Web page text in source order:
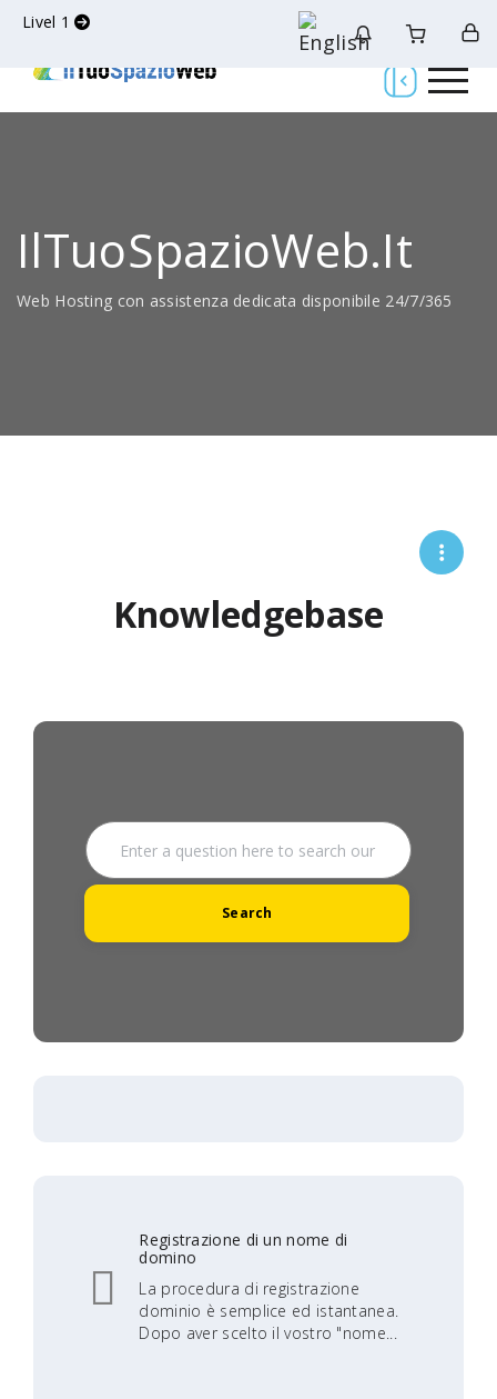
Livel 1
IlTuoSpazioWeb.it
Web Hosting con assistenza dedicata disponibile 24/7/365
Knowledgebase
Registrazione di un nome di
domino
La procedura di registrazione
dominio è semplice ed istantanea.
Dopo aver scelto il vostro "nome...